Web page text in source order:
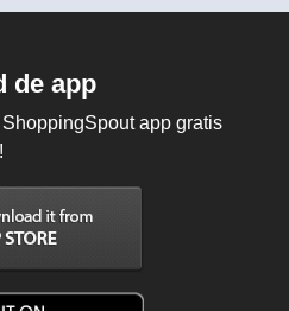
de app
app gratis